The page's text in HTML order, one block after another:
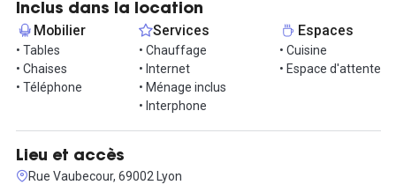
Les locaux ont été refaits et le loyer comprend les services
suivants :
- mobilier (bureaux, chaises, table, fauteuil, lampe, poste
téléphonique),
- accès aux espaces communs (cuisine, salle de réunion ...),
- internet (fibre et wifi)
- charges (eau, électricité, chauffage).
- Fenêtre sur cours pour plus de tranquillité et de calme.
Inclus dans la location
Mobilier
• Tables
• Chaises
• Téléphone
Services
• Chauffage
• Internet
• Ménage inclus
• Interphone
Espaces
• Cuisine
• Espace d'attente
Lieu et accès
Rue Vaubecour, 69002 Lyon